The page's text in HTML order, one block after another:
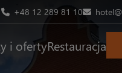
+48 12 289 81 10
i ofertyRestauracja